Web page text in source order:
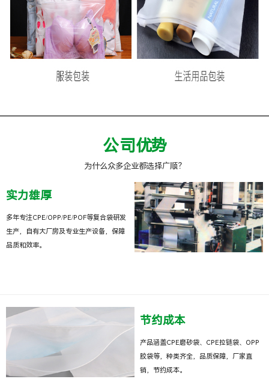
公司优势
为什么众多企业都选择广顺？
实力雄厚
多年专注CPE/OPP/PE/POF等复合袋研发
生产，自有大厂房及专业生产设备，保障
品质和效率。
节约成本
产品涵盖CPE磨砂袋、CPE拉链袋、OPP
胶袋等，种类齐全，品质保障，厂家直
销，节约成本。